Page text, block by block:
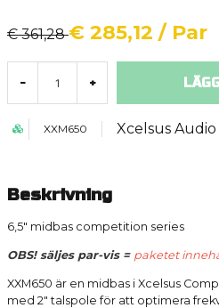
€ 361,28€ 285,12 / Par
- +
XXM650 Xcelsus Audio
Beskrivning
6,5" midbas competition series
OBS! säljes par-vis = paketet
XXM650 är en midbas i Xcelsus
med 2" talspole för att optimera